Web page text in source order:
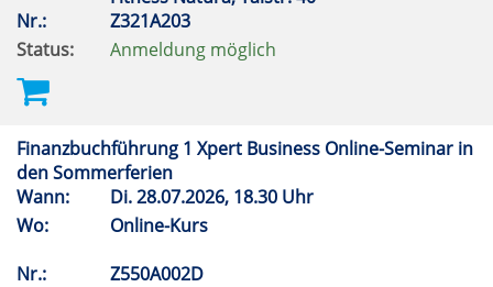
Nr.:
Z321A203
Status:
Anmeldung möglich
Finanzbuchführung 1 Xpert Business Online-Seminar in
den Sommerferien
Wann:
Di.28.07.2026, 18.30 Uhr
Wo:
Online-Kurs
Nr.:
Z550A002D